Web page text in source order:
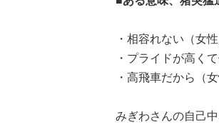
・相容れない（女
・プライドが高く
・高飛車だから（
みぎわさんの自己